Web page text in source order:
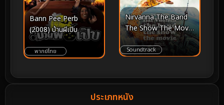
Bann Pee Perb
(2008) บ้านผีเปิบ
พากย์ไทย
Nirvanna The Band
The Show The Movie
(2026)
Soundtrack
ประเภทหนัง